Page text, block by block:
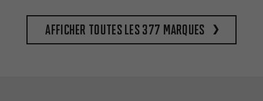
Afficher toutes les 377 marques